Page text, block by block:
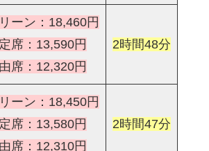
ーン：18,460円
席：13,590円
席：12,320円
2時間48分
ーン：18,450円
席：13,580円
席：12,310円
2時間47分